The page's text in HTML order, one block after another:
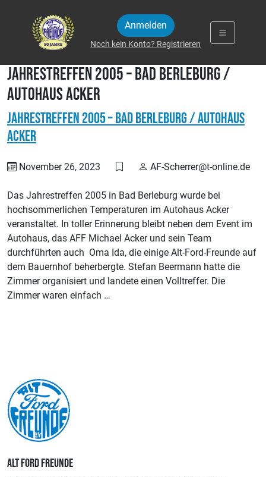
Anmelden
Noch kein Konto? Registrieren
Jahrestreffen 2005 – Bad Berleburg /
Autohaus Acker
Jahrestreffen 2005 – Bad Berleburg / Autohaus
Acker
November 26, 2023 AF-Scherrer@t-online.de
Das Jahrestreffen 2005 in Bad Berleburg wurde bei
hochsommerlichen Temperaturen im Autohaus Acker
veranstaltet. In toller Erinnerung bleibt neben dem Event im
Autohaus, das AFF Michael Acker und sein Team
durchführten auch Oma Ida, die einige Alt-Ford-Freunde auf
dem Bauernhof beherbergte. Stefan Beermann hatte die
Zimmer organisiert und landete einen Volltreffer. Die
Zimmer waren einfach …
ALT FORD FREUNDE